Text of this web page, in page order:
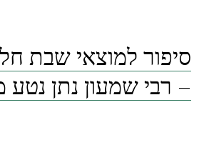
– רבי שמעון נתן נטע